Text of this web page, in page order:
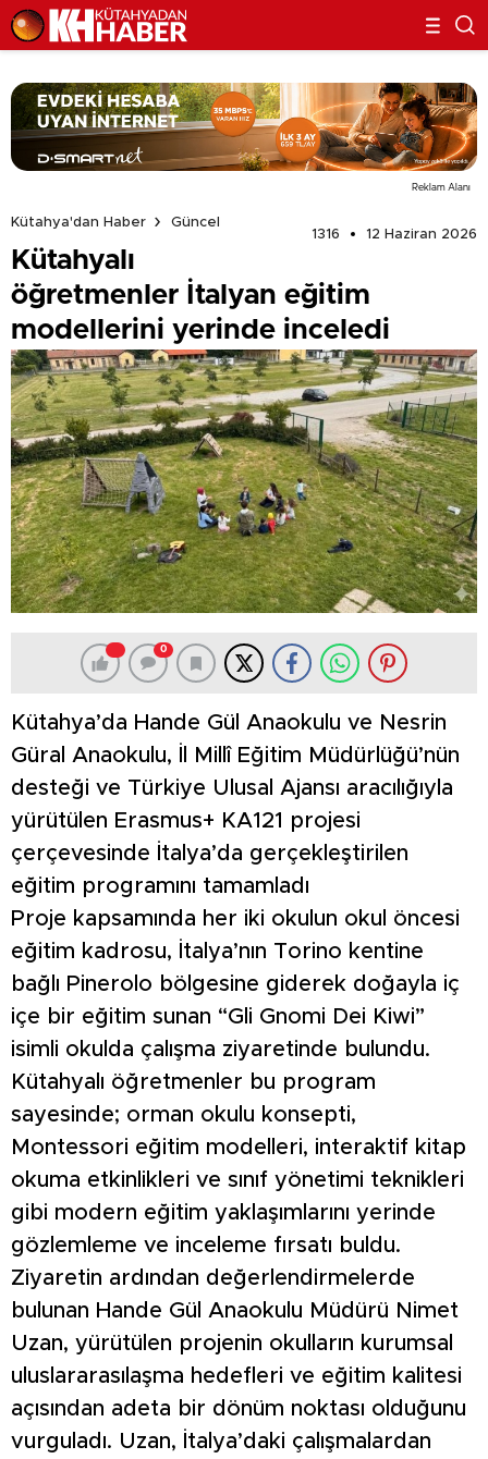
Reklam Alanı
Kütahya'dan Haber
Güncel
1316
12 Haziran 2026
Kütahyalı
öğretmenler İtalyan eğitim
modellerini yerinde inceledi
0
Kütahya’da Hande Gül Anaokulu ve Nesrin
Güral Anaokulu, İl Millî Eğitim Müdürlüğü’nün
desteği ve Türkiye Ulusal Ajansı aracılığıyla
yürütülen Erasmus+ KA121 projesi
çerçevesinde İtalya’da gerçekleştirilen
eğitim programını tamamladı
Proje kapsamında her iki okulun okul öncesi
eğitim kadrosu, İtalya’nın Torino kentine
bağlı Pinerolo bölgesine giderek doğayla iç
içe bir eğitim sunan “Gli Gnomi Dei Kiwi”
isimli okulda çalışma ziyaretinde bulundu.
Kütahyalı öğretmenler bu program
sayesinde; orman okulu konsepti,
Montessori eğitim modelleri, interaktif kitap
okuma etkinlikleri ve sınıf yönetimi teknikleri
gibi modern eğitim yaklaşımlarını yerinde
gözlemleme ve inceleme fırsatı buldu.
Ziyaretin ardından değerlendirmelerde
bulunan Hande Gül Anaokulu Müdürü Nimet
Uzan, yürütülen projenin okulların kurumsal
uluslararasılaşma hedefleri ve eğitim kalitesi
açısından adeta bir dönüm noktası olduğunu
vurguladı. Uzan, İtalya’daki çalışmalardan